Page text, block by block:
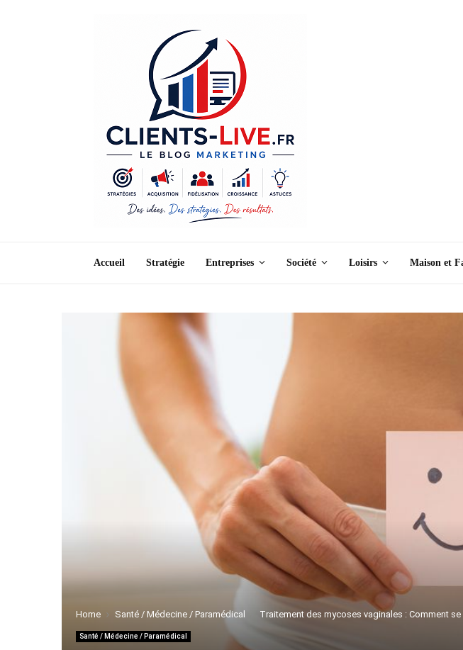
Accueil Stratégie Entreprises Société Loisirs Maison et
Home Santé / Médecine / Paramédical Traitement des mycoses vaginales : Comment
Santé / Médecine / Paramédical